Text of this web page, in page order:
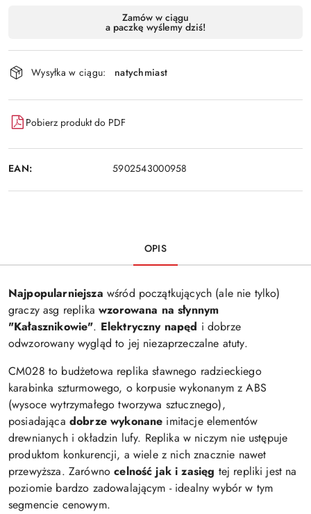
Wyślij
dostawa
Zamów w ciągu
a paczkę wyślemy dziś!
Wysyłka w ciągu: natychmiast
Pobierz produkt do PDF
EAN: 5902543000958
OPIS
Najpopularniejsza wśród początkujących (ale nie tylko)
graczy asg replikawzorowana na słynnym
"Kałasznikowie". Elektryczny napęd i dobrze
odwzorowany wygląd to jej niezaprzeczalne atuty.
CM028 to budżetowa replika sławnego radzieckiego
karabinka szturmowego, o korpusie wykonanym z ABS
(wysoce wytrzymałego tworzywa sztucznego),
posiadająca dobrze wykonane imitacje elementów
drewnianych i okładzin lufy. Replika w niczym nie ustępuje
produktom konkurencji, a wiele z nich znacznie nawet
przewyższa. Zarównocelność jak i zasięg tej repliki jest na
poziomie bardzo zadowalającym - idealny wybór w tym
segmencie cenowym.